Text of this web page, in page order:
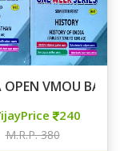
GEOGRAPHY
OPEN VMOU BA
240
M.R.P. 380